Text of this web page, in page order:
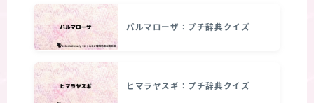
パルマローザ：プチ辞典クイズ
ヒマラヤスギ：プチ辞典クイズ